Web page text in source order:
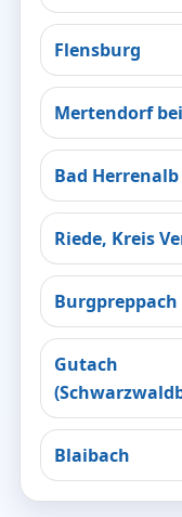
Flensburg
Mertendorf
Bad Herrenalb
Riede, Kreis
Burgpreppach
Gutach
Blaibach